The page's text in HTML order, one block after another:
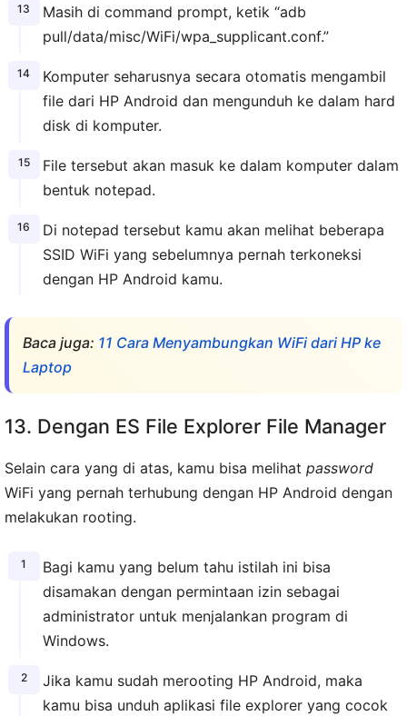
Masih di command prompt, ketik “adb
pull/data/misc/WiFi/wpa_supplicant.conf.”
Komputer seharusnya secara otomatis mengambil
file dari HP Android dan mengunduh ke dalam hard
disk di komputer.
File tersebut akan masuk ke dalam komputer dalam
bentuk notepad.
Di notepad tersebut kamu akan melihat beberapa
SSID WiFi yang sebelumnya pernah terkoneksi
dengan HP Android kamu.
Baca juga: 11 Cara Menyambungkan WiFi dari HP ke
Laptop
13. Dengan ES File Explorer File Manager
Selain cara yang di atas, kamu bisa melihat password
WiFi yang pernah terhubung dengan HP Android dengan
melakukan rooting.
Bagi kamu yang belum tahu istilah ini bisa
disamakan dengan permintaan izin sebagai
administrator untuk menjalankan program di
Windows.
Jika kamu sudah merooting HP Android, maka
kamu bisa unduh aplikasi file explorer yang cocok